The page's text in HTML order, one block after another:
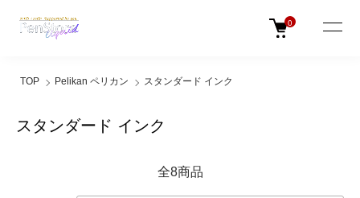
0
TOP Pelikan ペリカン スタンダード インク
スタンダード インク
全8商品